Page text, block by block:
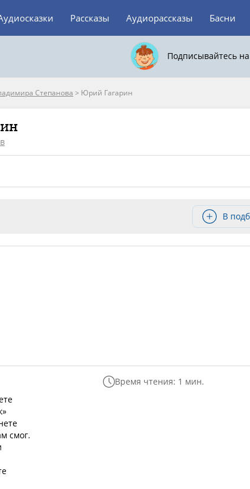
Рассказы Аудиорассказы Басни
Подписывайтесь
Степанова > Юрий Гагарин
В
Время чтения: 1 мин.
смог.